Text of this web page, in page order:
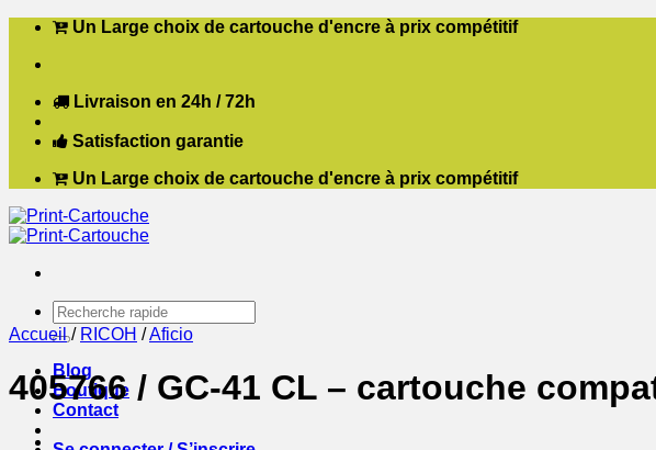
Passer
contenu
Un Large choix de cartouche d'encre à prix compétitif
Livraison en 24h / 72h
Satisfaction garantie
Un Large choix de cartouche d'encre à prix compétitif
Recherche
pour :
Blog
Boutique
Contact
Accueil / RICOH /Aficio
405766 / GC-41 CL – cartouche